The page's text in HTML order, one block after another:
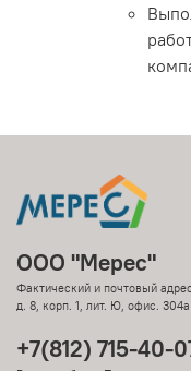
ООО "Мерес"
Фактический и почтовый
д. 8, корп. 1, лит. Ю, офис. 304а
+7(812) 715-40-